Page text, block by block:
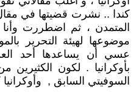
كندا .. نشرت قضيتها في
المتمدن ، ثم اضطررت
موضوعها لهيئة التحرير
عسي أن يساعدها أحد
بأوكرانيا . لكون الكثيرين
السوفيتي السابق ,